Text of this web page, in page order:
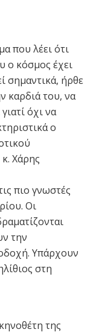
που λέει ότι
ο κόσμος έχει
σημαντικά, ήρθε
καρδιά του, να
όχι να
ο
Χάρης
πιο γνωστές
Οι
την
Υπάρχουν
στη
της